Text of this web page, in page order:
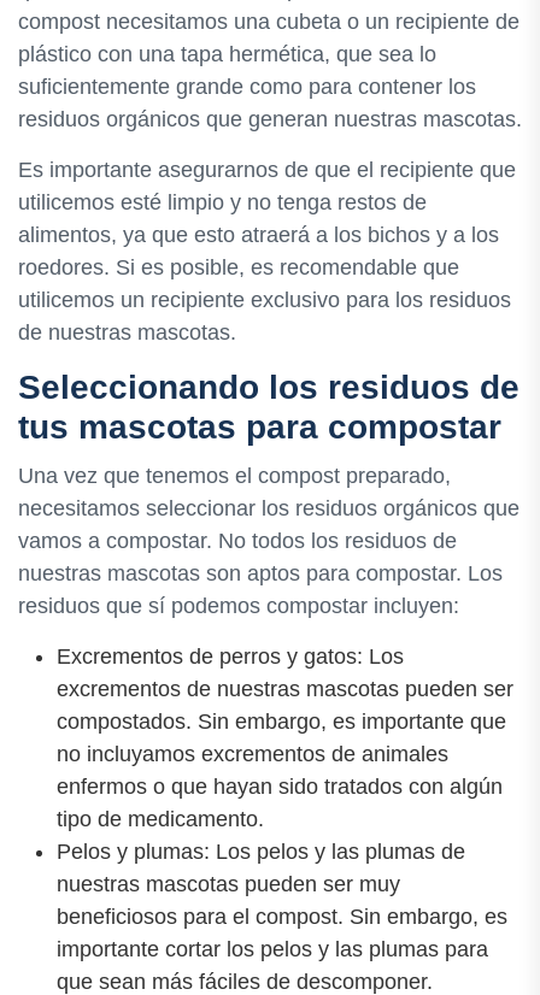
compost necesitamos una cubeta o un recipiente de
plástico con una tapa hermética, que sea lo
suficientemente grande como para contener los
residuos orgánicos que generan nuestras mascotas.
Es importante asegurarnos de que el recipiente que
utilicemos esté limpio y no tenga restos de
alimentos, ya que esto atraerá a los bichos y a los
roedores. Si es posible, es recomendable que
utilicemos un recipiente exclusivo para los residuos
de nuestras mascotas.
Seleccionando los residuos de
tus mascotas para compostar
Una vez que tenemos el compost preparado,
necesitamos seleccionar los residuos orgánicos que
vamos a compostar. No todos los residuos de
nuestras mascotas son aptos para compostar. Los
residuos que sí podemos compostar incluyen:
Excrementos de perros y gatos: Los
excrementos de nuestras mascotas pueden ser
compostados. Sin embargo, es importante que
no incluyamos excrementos de animales
enfermos o que hayan sido tratados con algún
tipo de medicamento.
Pelos y plumas: Los pelos y las plumas de
nuestras mascotas pueden ser muy
beneficiosos para el compost. Sin embargo, es
importante cortar los pelos y las plumas para
que sean más fáciles de descomponer.